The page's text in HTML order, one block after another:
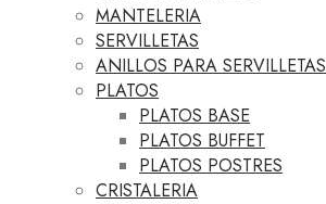
MANTELERIA
SERVILLETAS
ANILLOS PARA SERVILLETAS
PLATOS
PLATOS BASE
PLATOS BUFFET
PLATOS POSTRES
CRISTALERIA